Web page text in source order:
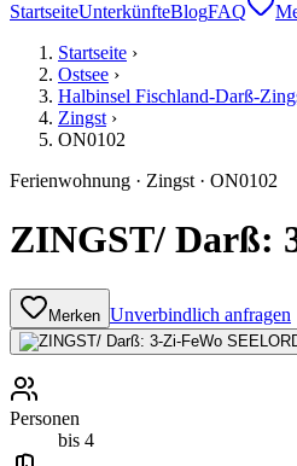
StartseiteUnterkünfteBlogFAQ
Startseite ›
Ostsee ›
Halbinsel Fischland-Darß-
Zingst ›
ON0102
Ferienwohnung · Zingst · ON0102
ZINGST/ Darß:
Merken Unverbindlich anfragen
Personen
bis 4